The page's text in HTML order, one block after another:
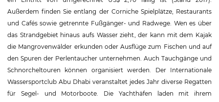
Außerdem finden Sie entlang der Corniche Spielplätze, Restaurants
und Cafés sowie getrennte Fußgänger- und Radwege. Wen es über
das Strandgebiet hinaus aufs Wasser zieht, der kann mit dem Kajak
die Mangrovenwälder erkunden oder Ausflüge zum Fischen und auf
den Spuren der Perlentaucher unternehmen. Auch Tauchgänge und
Schnorcheltouren können organisiert werden. Der Internationale
Wassersportclub Abu Dhabi veranstaltet jedes Jahr diverse Regatten
für Segel- und Motorboote. Die Yachthäfen laden mit ihrem